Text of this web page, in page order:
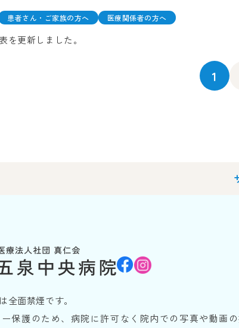
患者さん・ご家族の方へ 医療関係者の方へ
を更新しました。
1
全面禁煙です。
保護のため、病院に許可なく院内での写真や動画